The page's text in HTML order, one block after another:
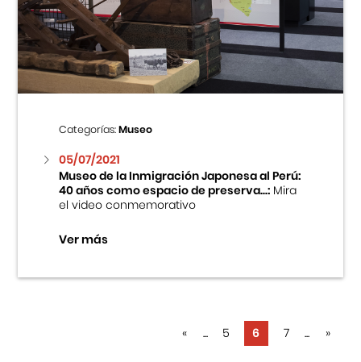
Categorías:Museo
05/07/2021
Museo de la Inmigración Japonesa al Perú:
40 años como espacio de preserva...:Mira
el video conmemorativo
Ver más
« ... 5 6 7 ... »